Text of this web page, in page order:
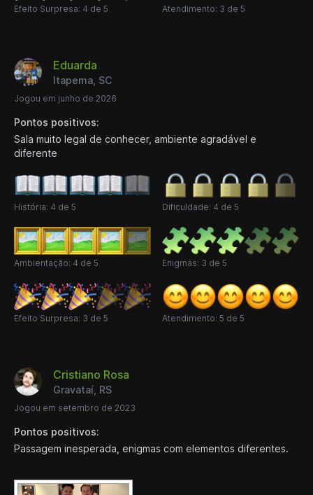
Efeito Surpresa: 4 de 5 Atendimento: 3 de 5
Eduarda
Itapema, SC
Jogou em junho de 2026
Pontos positivos:
Sala muito legal de conhecer, ambiente agradável e
diferente
História: 4 de 5 Dificuldade: 4 de 5
Ambientação: 4 de 5 Enigmas: 3 de 5
Efeito Surpresa: 3 de 5 Atendimento: 5 de 5
Cristiano Rosa
Gravataí, RS
Jogou em setembro de 2023
Pontos positivos:
Passagem inesperada, enigmas com elementos diferentes.